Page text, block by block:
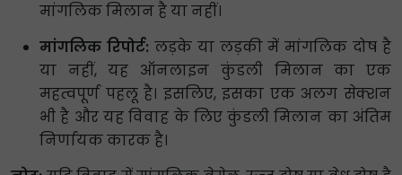
मांगलिक मिलान है या नहीं।
मांगलिक रिपोर्ट: लड़के या लड़की में मांगलिक दोष है
या नहीं, यह ऑनलाइन कुंडली मिलान का एक
महत्वपूर्ण पहलू है। इसलिए, इसका एक अलग सेक्शन
भी है और यह विवाह के लिए कुंडली मिलान का अंतिम
निर्णायक कारक है।